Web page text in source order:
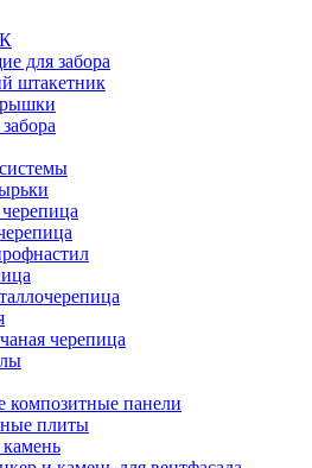
для забора
штакетник
черепица
панели
плиты